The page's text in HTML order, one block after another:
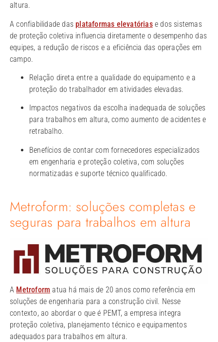
altura.
A confiabilidade das plataformas elevatóriase dos sistemas
de proteção coletiva influencia diretamente o desempenho das
equipes, a redução de riscos e a eficiência das operações em
campo.
Relação direta entre a qualidade do equipamento e a
proteção do trabalhador em atividades elevadas.
Impactos negativos da escolha inadequada de soluções
para trabalhos em altura, como aumento de acidentes e
retrabalho.
Benefícios de contar com fornecedores especializados
em engenharia e proteção coletiva, com soluções
normatizadas e suporte técnico qualificado.
Metroform: soluções completas e
seguras para trabalhos em altura
A Metroform atua há mais de 20 anos como referência em
soluções de engenharia para a construção civil. Nesse
contexto, ao abordar o que é PEMT, a empresa integra
proteção coletiva, planejamento técnico e equipamentos
adequados para trabalhos em altura.